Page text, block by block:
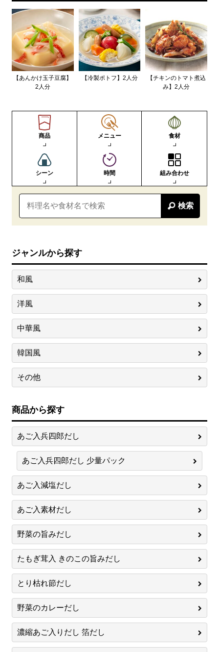
【あんかけ玉子豆腐】
2人分
【冷製ポトフ】2人分
【チキンのトマト煮込
み】2人分
商品 メニュー 食材
シーン 時間 組み合わせ
検索
ジャンルから探す
和風
洋風
中華風
韓国風
その他
商品から探す
あご入兵四郎だし
あご入兵四郎だし 少量パック
あご入減塩だし
あご入素材だし
野菜の旨みだし
たもぎ茸入 きのこの旨みだし
とり枯れ節だし
野菜のカレーだし
濃縮あご入りだし 箔だし